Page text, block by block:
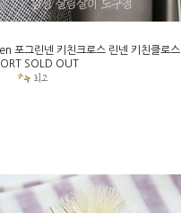
포그린넨 키친크로스 린넨 키친클로스
SOLD OUT